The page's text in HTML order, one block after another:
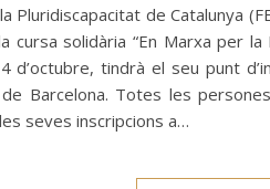
Pluridiscapacitat de Catalunya
cursa solidària “En Marxa per
d’octubre, tindrà el seu punt
Barcelona. Totes les
seves inscripcions a…